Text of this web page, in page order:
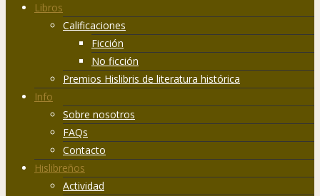
Libros
Calificaciones
Ficción
No ficción
Premios Hislibris de literatura histórica
Info
Sobre nosotros
FAQs
Contacto
Hislibreños
Actividad